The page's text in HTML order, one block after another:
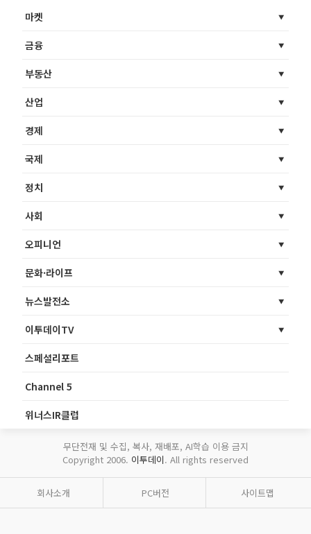
마켓
금융
부동산
산업
경제
국제
정치
사회
오피니언
문화·라이프
뉴스발전소
이투데이TV
스페셜리포트
Channel 5
위너스IR클럽
무단전재 및 수집, 복사, 재배포, AI학습 이용 금지
Copyright 2006. 이투데이. All rights reserved
회사소개 PC버전 사이트맵